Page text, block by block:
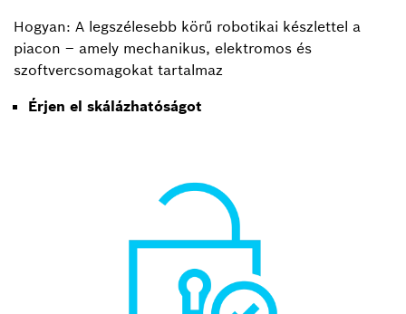
Hogyan: A legszélesebb körű robotikai készlettel a
piacon – amely mechanikus, elektromos és
szoftvercsomagokat tartalmaz
Érjen el skálázhatóságot